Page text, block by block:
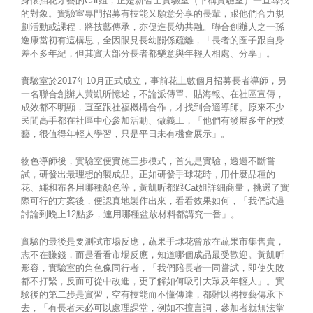
的對象。實驗室專門招募有技能又願意分享的長輩，跟他們合力規
劃活動或課程，將技藝傳承，亦促進長幼共融。聯合創辦人之一孫
逸康當初有這構思，全因眼見長幼關係疏離，「長者的圈子跟自身
差不多年紀，但其實大部分長者都樂意與年輕人相處、分享」。
實驗室於2017年10月正式成立，事前花上數個月招募長者導師，另
一名聯合創辦人黃凱昕憶述，不論派傳單、貼海報、在社區宣傳，
成效都不明顯，直至跟社福機構合作，才找到合適導師。原來不少
民間高手都在社區中心參加活動、做義工，「他們有發展多年的技
藝，很值得年輕人學習，只是平日未有機會展示」。
物色導師後，實驗室便實施三步模式，首先是實驗，透過不斷嘗
試，研發出最理想的製成品。正如研發手球花時，用什麼品種的
花、繩和布各用哪種顏色等，黃凱昕都跟Cat姐詳細商量，挑選了實
際可行的方案後，便認真地製作出來，看看效果如何，「我們試過
討論到晚上12點多，連用哪種盆放材料都講究一番」。
實驗的最後是要測試市場反應，蔬果手球花曾放在蔬果市集售賣，
志不在賺錢，而是看看市場反應，知道哪個成品最受歡迎。黃凱昕
形容，實驗室的角色像同行者，「我們陪長者一同嘗試，即使失敗
都不打緊，反而可從中改進，更了解如何吸引大眾及年輕人」。實
驗後的第二步是實習，空有技能而不懂傳達，都難以將技藝傳承下
去，「有長者未必可以處理課堂，例如不擅言詞，參加者就無法掌